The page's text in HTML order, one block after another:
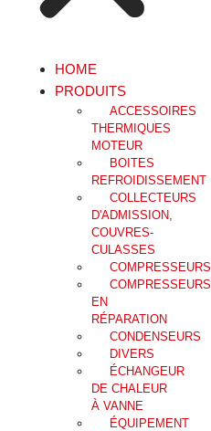
HOME
PRODUITS
ACCESSOIRES
THERMIQUES
MOTEUR
BOITES
REFROIDISSEMENT
COLLECTEURS
D'ADMISSION,
COUVRES-
CULASSES
COMPRESSEURS
COMPRESSEURS
EN
RÉPARATION
CONDENSEURS
DIVERS
ÉCHANGEUR
DE CHALEUR
À VANNE
ÉQUIPEMENT